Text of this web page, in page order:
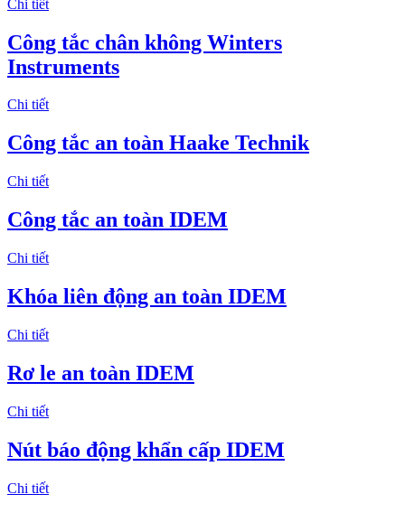
Chi tiết
Công tắc chân không Winters
Instruments
Chi tiết
Công tắc an toàn Haake Technik
Chi tiết
Công tắc an toàn IDEM
Chi tiết
Khóa liên động an toàn IDEM
Chi tiết
Rơ le an toàn IDEM
Chi tiết
Nút báo động khẩn cấp IDEM
Chi tiết